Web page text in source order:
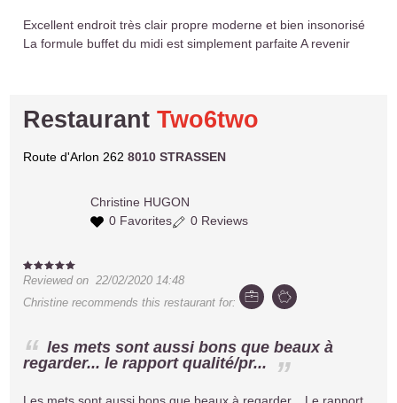
Excellent endroit très clair propre moderne et bien insonorisé
La formule buffet du midi est simplement parfaite A revenir
Restaurant Two6two
Route d'Arlon 262 8010 STRASSEN
Christine HUGON
0 Favorites
0 Reviews
Reviewed on22/02/2020 14:48
Christine recommends this restaurant for:
les mets sont aussi bons que beaux à
regarder... le rapport qualité/pr...